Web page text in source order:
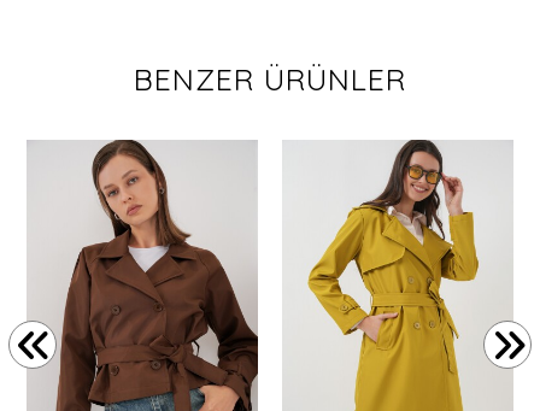
BENZER ÜRÜNLER